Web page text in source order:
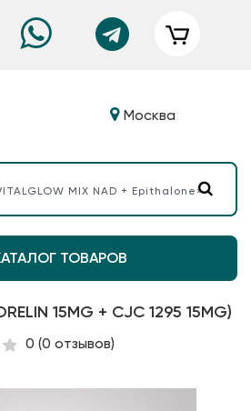
Москва
ТОВАРОВ
15MG + CJC 1295 15MG)
0 (0 отзывов)